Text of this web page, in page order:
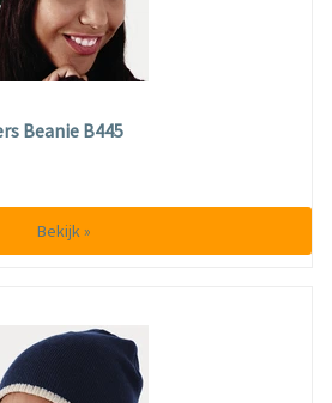
Beanie B445
Bekijk »